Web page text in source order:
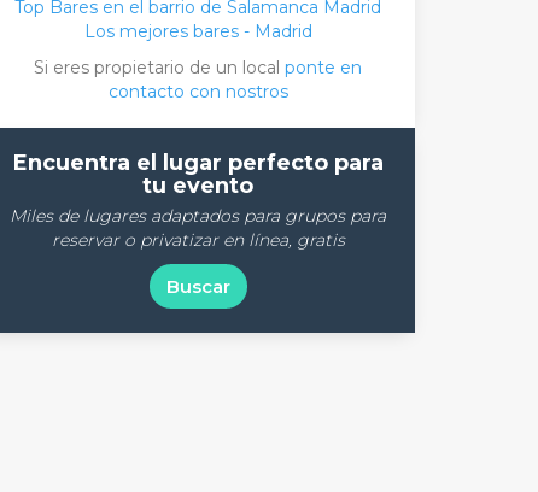
Top Bares en el barrio de Salamanca Madrid
Los mejores bares - Madrid
Si eres propietario de un local ponte en
contacto con nostros
Encuentra el lugar perfecto para
tu evento
Miles de lugares adaptados para grupos para
reservar o privatizar en línea, gratis
Buscar